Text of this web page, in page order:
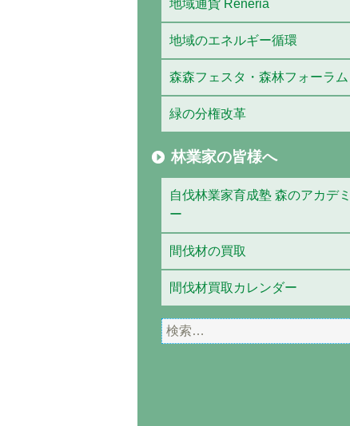
地域通貨 Reneria
地域のエネルギー循環
森森フェスタ・森林フォーラム
緑の分権改革
林業家の皆様へ
自伐林業家育成塾 森のアカデミ
ー
間伐材の買取
間伐材買取カレンダー